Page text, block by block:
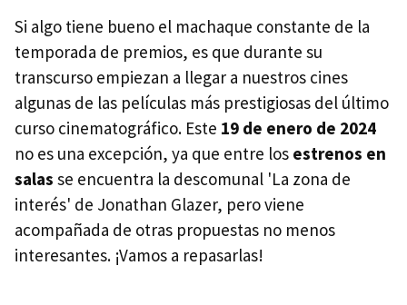
Si algo tiene bueno el machaque constante de la
temporada de premios, es que durante su
transcurso empiezan a llegar a nuestros cines
algunas de las películas más prestigiosas del último
curso cinematográfico. Este 19 de enero de 2024
no es una excepción, ya que entre los estrenos en
salas se encuentra la descomunal 'La zona de
interés' de Jonathan Glazer, pero viene
acompañada de otras propuestas no menos
interesantes. ¡Vamos a repasarlas!